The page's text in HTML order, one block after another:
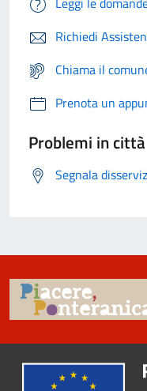
Richiedi
Chiama il
Prenota un
Problemi in città
Segnala